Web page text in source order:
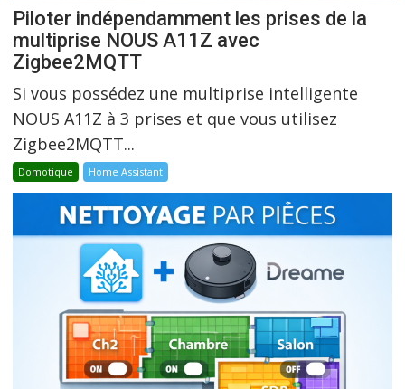
Piloter indépendamment les prises de la
multiprise NOUS A11Z avec
Zigbee2MQTT
Si vous possédez une multiprise intelligente
NOUS A11Z à 3 prises et que vous utilisez
Zigbee2MQTT...
Domotique Home Assistant